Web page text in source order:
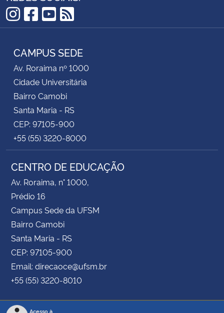
Instagram
Facebook
YouTube
RSS
CAMPUS SEDE
Av. Roraima nº 1000
Cidade Universitária
Bairro Camobi
Santa Maria - RS
CEP: 97105-900
+55 (55) 3220-8000
CENTRO DE EDUCAÇÃO
Av. Roraima, n° 1000,
Prédio 16
Campus Sede da UFSM
Bairro Camobi
Santa Maria - RS
CEP: 97105-900
Email: direcaoce@ufsm.br
+55 (55) 3220-8010
Acesso à